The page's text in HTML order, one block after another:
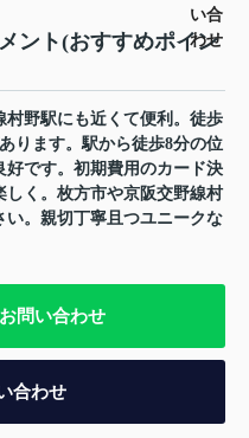
い合
わせ
ント(おすすめポイン
野駅にも近くて便利。徒歩
ります。駅から徒歩8分の位
です。初期費用のカード決
く。枚方市や京阪交野線村
。親切丁寧且つユニークな
問い合わせ
合わせ